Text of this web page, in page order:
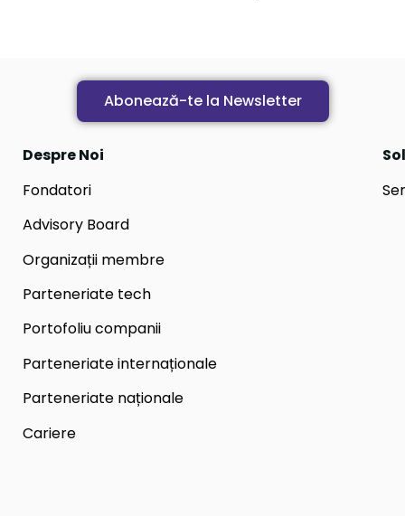
Abonează-te la Newsletter
Despre Noi
Fondatori
Advisory Board
Organizații membre
Parteneriate tech
Portofoliu companii
Parteneriate internaționale
Parteneriate naționale
Cariere